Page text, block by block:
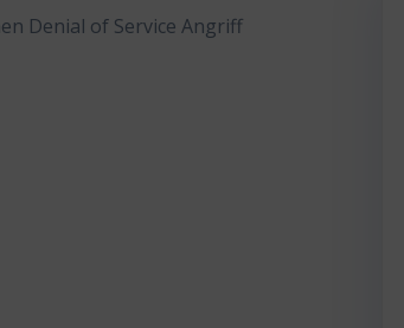
Denial of Service Angriff